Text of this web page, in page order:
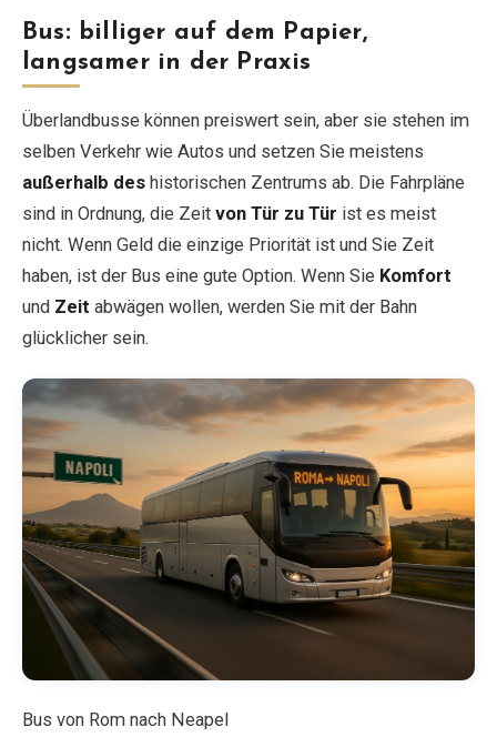
Bus: billiger auf dem Papier,
langsamer in der Praxis
Überlandbusse können preiswert sein, aber sie stehen im
selben Verkehr wie Autos und setzen Sie meistens
außerhalb des historischen Zentrums ab. Die Fahrpläne
sind in Ordnung, die Zeit von Tür zu Tür ist es meist
nicht. Wenn Geld die einzige Priorität ist und Sie Zeit
haben, ist der Bus eine gute Option. Wenn Sie Komfort
und Zeit abwägen wollen, werden Sie mit der Bahn
glücklicher sein.
Bus von Rom nach Neapel